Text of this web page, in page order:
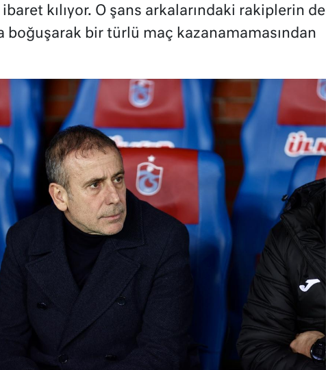
kılıyor. O şans arkalarındaki rakiplerin de
boğuşarak bir türlü maç kazanamamasından